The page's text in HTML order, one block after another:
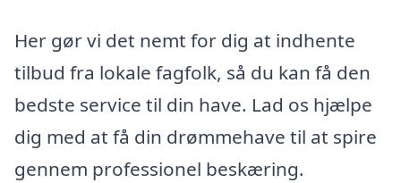
Her gør vi det nemt for dig at indhente
tilbud fra lokale fagfolk, så du kan få den
bedste service til din have. Lad os hjælpe
dig med at få din drømmehave til at spire
gennem professionel beskæring.